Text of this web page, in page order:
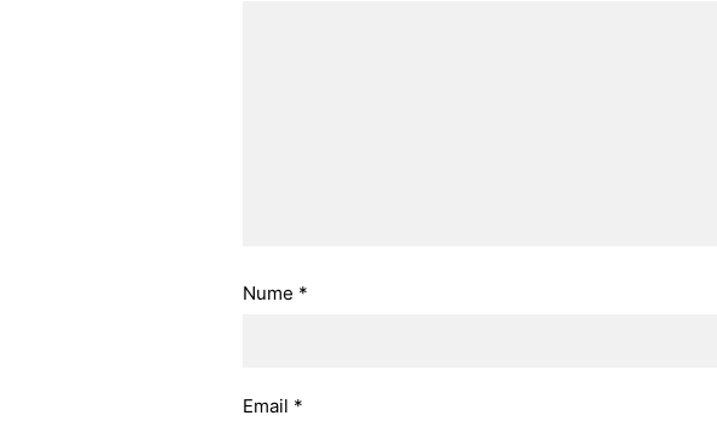
Nume *
Email *